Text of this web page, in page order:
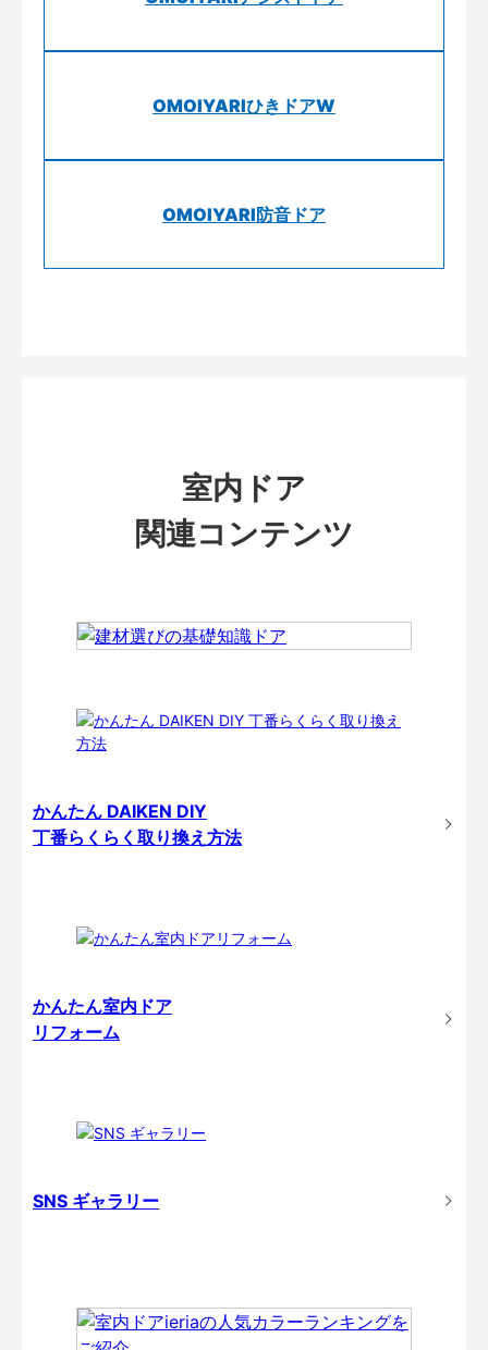
OMOIYARIひきドアW
OMOIYARI防音ドア
室内ドア
関連コンテンツ
かんたん DAIKEN DIY
丁番らくらく取り換え方法
かんたん室内ドア
リフォーム
SNS ギャラリー